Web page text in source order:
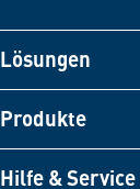
Lösungen
Produkte
Hilfe & Service